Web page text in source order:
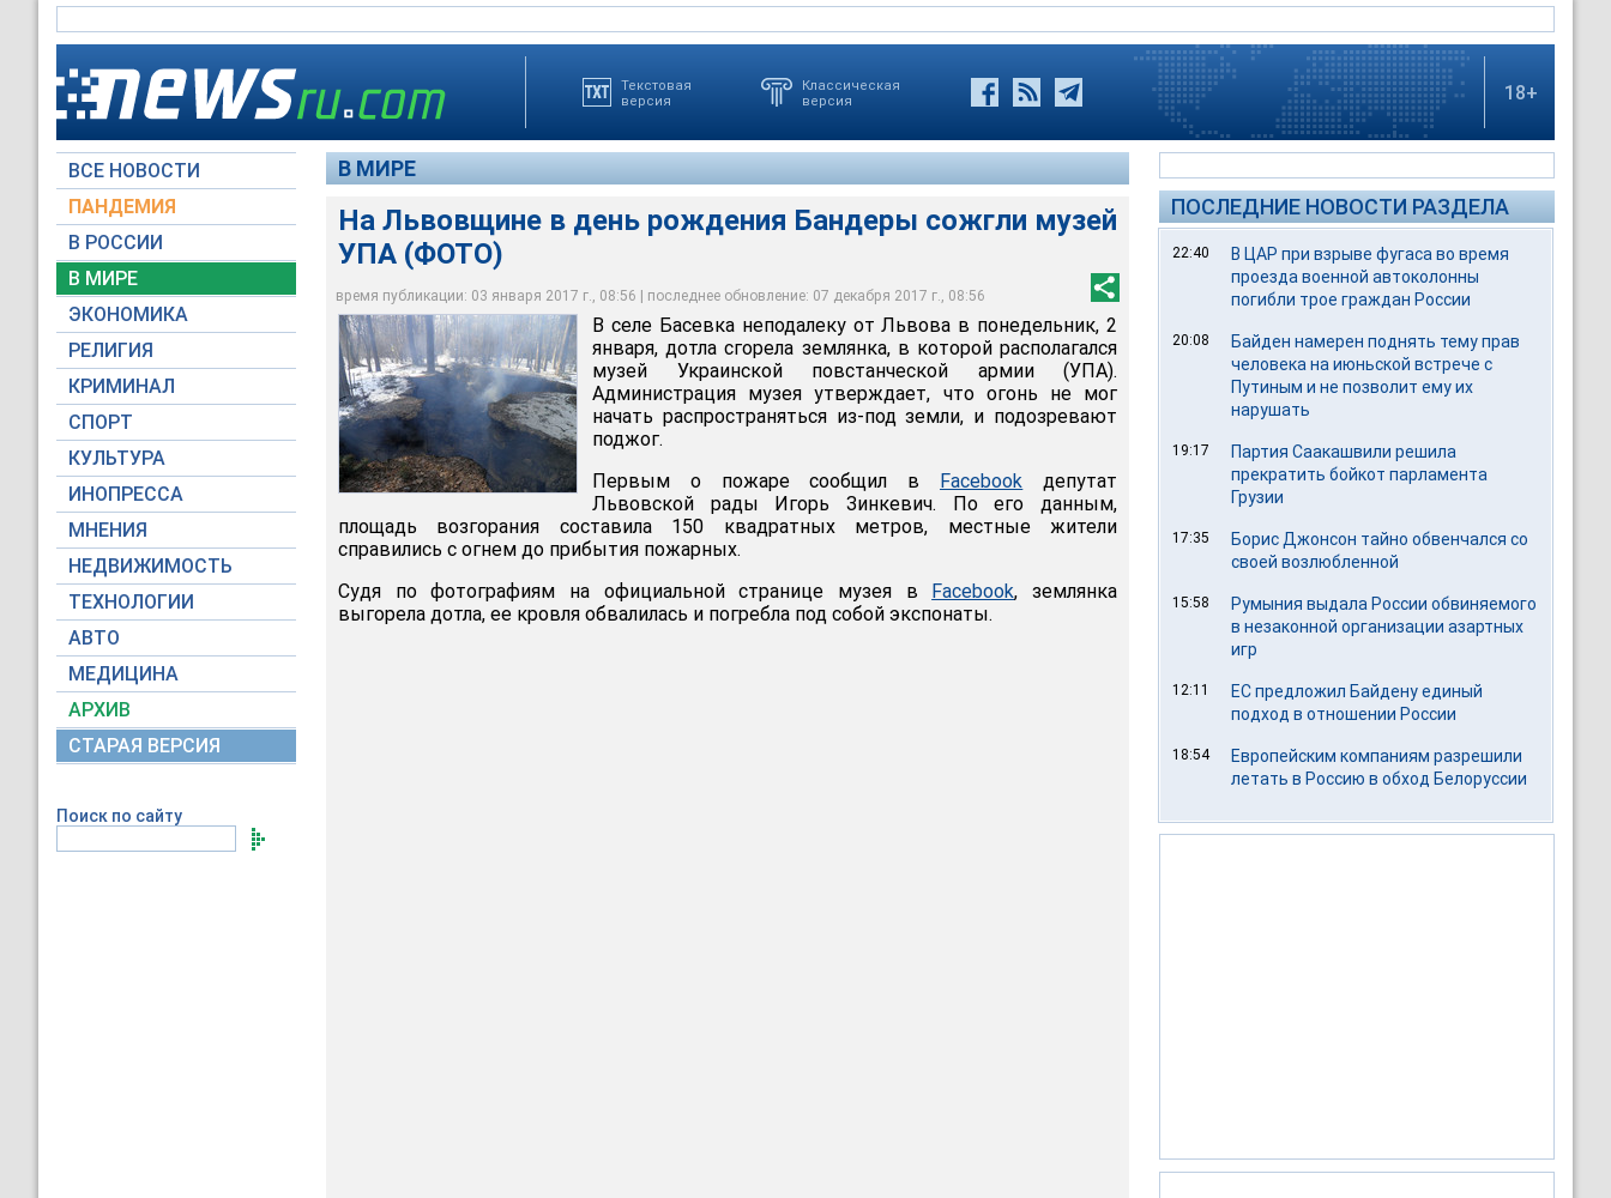
Текстовая
версия
Классическая
версия
18+
ВСЕ НОВОСТИ
ПАНДЕМИЯ
В РОССИИ
В МИРЕ
ЭКОНОМИКА
РЕЛИГИЯ
КРИМИНАЛ
СПОРТ
КУЛЬТУРА
ИНОПРЕССА
МНЕНИЯ
НЕДВИЖИМОСТЬ
ТЕХНОЛОГИИ
АВТО
МЕДИЦИНА
АРХИВ
СТАРАЯ ВЕРСИЯ
Поиск по сайту
В МИРЕ
На Львовщине в день рождения Бандеры сожгли музей
УПА (ФОТО)
время публикации: 03 января 2017 г., 08:56 | последнее обновление: 07 декабря 2017 г., 08:56
На Львовщине в день рождения Бандеры сожгли музей УПА
Криївка - Музей / Facebook
В селе Басевка неподалеку от Львова в понедельник, 2
января, дотла сгорела землянка, в которой располагался
музей Украинской повстанческой армии (УПА).
Администрация музея утверждает, что огонь не мог
начать распространяться из-под земли, и подозревают
поджог.
Первым о пожаре сообщил в Facebook депутат
Львовской рады Игорь Зинкевич. По его данным,
площадь возгорания составила 150 квадратных метров, местные жители
справились с огнем до прибытия пожарных.
Судя по фотографиям на официальной странице музея в Facebook, землянка
выгорела дотла, ее кровля обвалилась и погребла под собой экспонаты.
ПОСЛЕДНИЕ НОВОСТИ РАЗДЕЛА
22:40
В ЦАР при взрыве фугаса во время
проезда военной автоколонны
погибли трое граждан России
20:08
Байден намерен поднять тему прав
человека на июньской встрече с
Путиным и не позволит ему их
нарушать
19:17
Партия Саакашвили решила
прекратить бойкот парламента
Грузии
17:35
Борис Джонсон тайно обвенчался со
своей возлюбленной
15:58
Румыния выдала России обвиняемого
в незаконной организации азартных
игр
12:11
ЕС предложил Байдену единый
подход в отношении России
18:54
Европейским компаниям разрешили
летать в Россию в обход Белоруссии